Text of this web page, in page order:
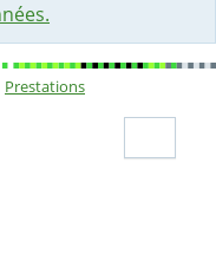
Prestations